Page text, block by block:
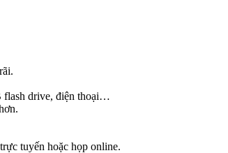
flash drive, điện thoại…
tuyến hoặc họp online.